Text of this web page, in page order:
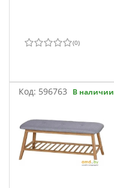
(0)
Код: 596763 В наличии